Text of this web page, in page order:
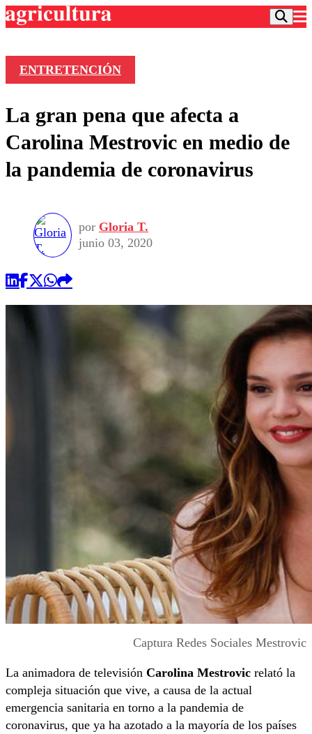
Frecuencias
Agricultura TV
Deportes
Colo Colo
Seleccion Chilena
Torneo Internacional
Entretención
Economía
Internacional
Publicaciones en medios
Opinión
ENTRETENCIÓN
La gran pena que afecta a
Carolina Mestrovic en medio de
la pandemia de coronavirus
por Gloria T.
junio 03, 2020
Captura Redes Sociales Mestrovic
La animadora de televisión Carolina Mestrovic relató la
compleja situación que vive, a causa de la actual
emergencia sanitaria en torno a la pandemia de
coronavirus, que ya ha azotado a la mayoría de los países